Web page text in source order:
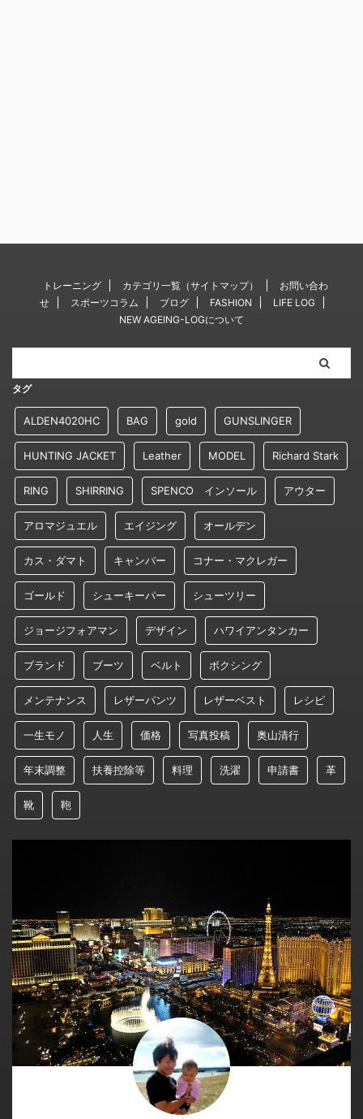
トレーニング カテゴリ一覧（サイトマップ）
お問い合わ
せ
スポーツコラム ブログ FASHION
LIFE LOG
NEW AGEING-LOGについて
タグ
ALDEN4020HC BAG gold GUNSLINGER
HUNTING JACKET Leather MODEL Richard Stark
RING SHIRRING SPENCO インソール アウター
アロマジュエル エイジング オールデン
カス・ダマト キャンバー コナー・マクレガー
ゴールド シューキーパー シューツリー
ジョージフォアマン デザイン ハワイアンタンカー
ブランド ブーツ ベルト ボクシング
メンテナンス レザーパンツ レザーベスト レシピ
一生モノ 人生 価格 写真投稿 奥山清行
年末調整 扶養控除等 料理 洗濯 申請書 革
靴 鞄